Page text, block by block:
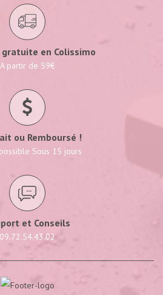
en Colissimo
A partir de 59€
ou Remboursé !
Sous 15 jours
et Conseils
09.72.54.43.02